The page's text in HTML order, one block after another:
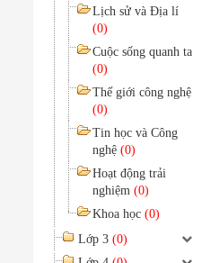
Lịch sử và Địa lí
(0)
Cuộc sống quanh ta
(0)
Thế giới công nghệ
(0)
Tin học và Công
nghệ (0)
Hoạt động trải
nghiệm (0)
Khoa học (0)
Lớp 3 (0)